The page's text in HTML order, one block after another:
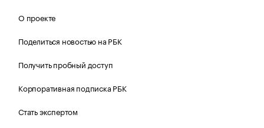
О проекте
Поделиться новостью на РБК
Получить пробный доступ
Корпоративная подписка РБК
Стать экспертом